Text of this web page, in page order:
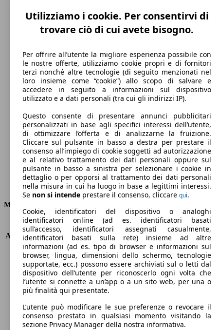
Carburante
112 g/km
Emissioni di CO2 (combinato)*
Ø 4.3 l/100km
Consumi
Motore e Prestazioni
KW (PS)
110 kW (150 PS)
Accelerazione (0-100 km/h)
10.2s
Velocità massima (km/h)
207 km/h
Numero di marce
6
Coppia
370 nm
Cilindrata
1997 ccm
Carburante
Diesel
Trasmissione
Automatico
Tipo di trazione
trazione anteriore
Utilizziamo i cookie. Per consentirvi di
trovare ciò di cui avete bisogno.
Per offrire all’utente la migliore esperienza possibile con
le nostre offerte, utilizziamo cookie propri e di fornitori
terzi nonché altre tecnologie (di seguito menzionati nel
loro insieme come “cookie”) allo scopo di salvare e
accedere in seguito a informazioni sul dispositivo
utilizzato e a dati personali (tra cui gli indirizzi IP).
Questo consente di presentare annunci pubblicitari
personalizzati in base agli specifici interessi dell’utente,
di ottimizzare l’offerta e di analizzarne la fruizione.
Cliccare sul pulsante in basso a destra per prestare il
consenso all’impiego di cookie soggetti ad autorizzazione
e al relativo trattamento dei dati personali oppure sul
pulsante in basso a sinistra per selezionare i cookie in
dettaglio o per opporsi al trattamento dei dati personali
nella misura in cui ha luogo in base a legittimi interessi.
Se non si intende prestare il consenso, cliccare qui.
Cookie, identificatori del dispositivo o analoghi
identificatori online (ad es. identificatori basati
sull’accesso, identificatori assegnati casualmente,
identificatori basati sulla rete) insieme ad altre
informazioni (ad es. tipo di browser e informazioni sul
browser, lingua, dimensioni dello schermo, tecnologie
supportate, ecc.) possono essere archiviati sul o letti dal
dispositivo dell’utente per riconoscerlo ogni volta che
l’utente si connette a un’app o a un sito web, per una o
più finalità qui presentate.
L’utente può modificare le sue preferenze o revocare il
consenso prestato in qualsiasi momento visitando la
sezione Privacy Manager della nostra informativa.